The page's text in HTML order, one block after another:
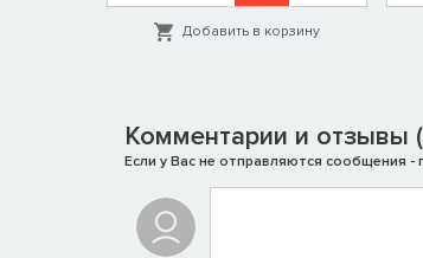
Добавить в корзину
Комментарии и отзывы (
Если у Вас не отправляются сообщения -